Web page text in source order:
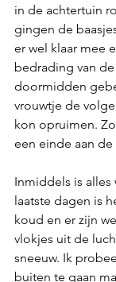
in de achtertuin
gingen de
er wel klaar mee
bedrading van
doormidden
vrouwtje de
kon opruimen.
een einde aan
Inmiddels is alles
laatste dagen is
koud en er zijn
vlokjes uit de
sneeuw. Ik
buiten te gaan